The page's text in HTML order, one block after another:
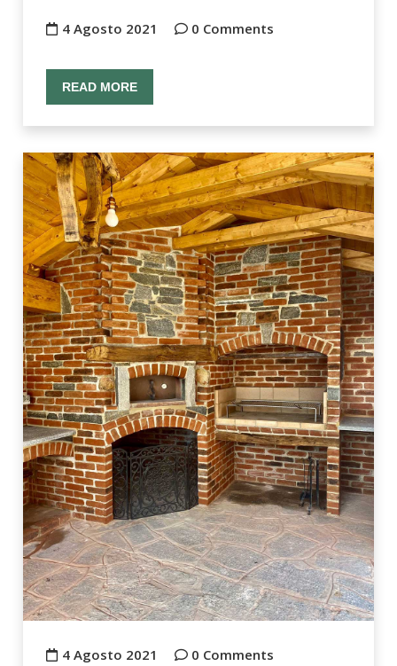
4 Agosto 2021 0 Comments
READ MORE
4 Agosto 2021 0 Comments